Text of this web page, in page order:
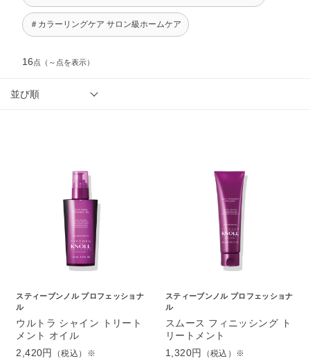
＃カラーリングケア サロン級ホームケア
16点 （～点を表示）
並び順
スティーブンノル プロフェッショナ
ル
ウルトラ シャイン トリート
メント オイル
2,420円
（税込）※
スティーブンノル プロフェッショナ
ル
スムース フィニッシング ト
リートメント
1,320円
（税込）※